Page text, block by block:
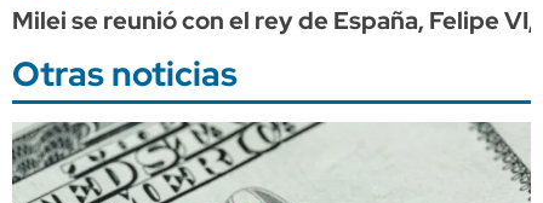
Milei se reunió con el rey de España, Felipe
Otras noticias